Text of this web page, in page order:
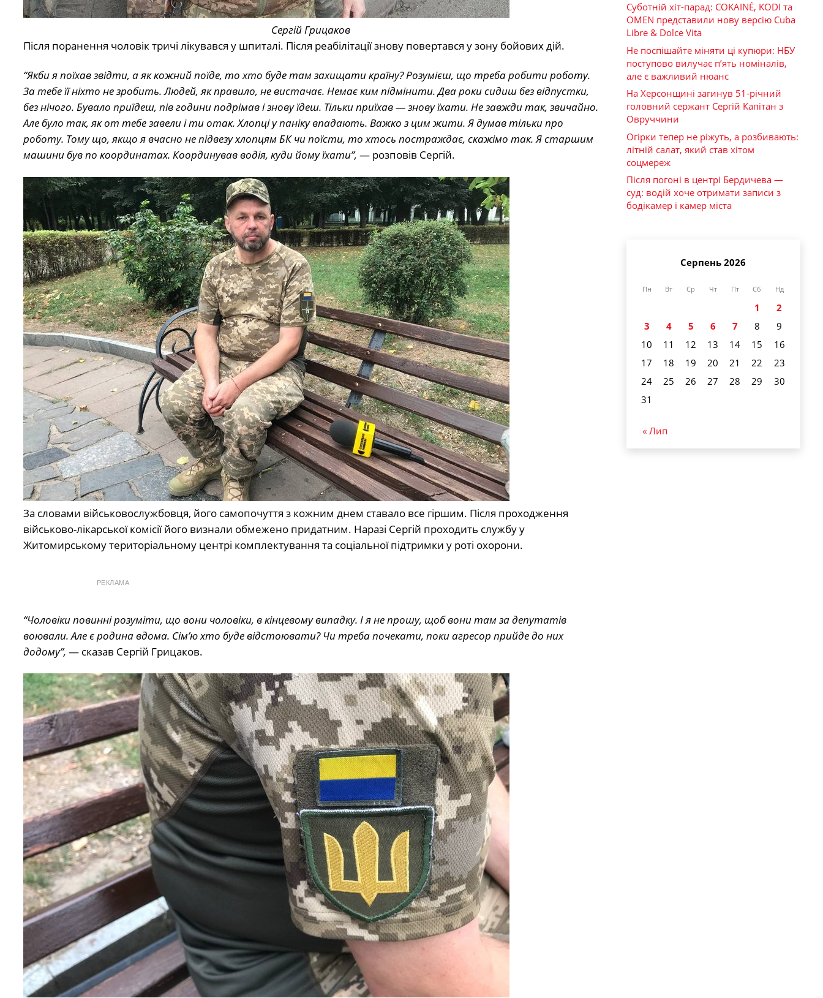
Сергій Грицаков
Після поранення чоловік тричі лікувався у шпиталі. Після реабілітації знову повертався у зону бойових дій.
“Якби я поїхав звідти, а як кожний поїде, то хто буде там захищати країну? Розумієш, що треба робити роботу.
За тебе її ніхто не зробить. Людей, як правило, не вистачає. Немає ким підмінити. Два роки сидиш без відпустки,
без нічого. Бувало приїдеш, пів години подрімав і знову їдеш. Тільки приїхав — знову їхати. Не завжди так, звичайно.
Але було так, як от тебе завели і ти отак. Хлопці у паніку впадають. Важко з цим жити. Я думав тільки про
роботу. Тому що, якщо я вчасно не підвезу хлопцям БК чи поїсти, то хтось постраждає, скажімо так. Я старшим
машини був по координатах. Координував водія, куди йому їхати”, — розповів Сергій.
За словами військовослужбовця, його самопочуття з кожним днем ставало все гіршим. Після проходження
військово-лікарської комісії його визнали обмежено придатним. Наразі Сергій проходить службу у
Житомирському територіальному центрі комплектування та соціальної підтримки у роті охорони.
РЕКЛАМА
“Чоловіки повинні розуміти, що вони чоловіки, в кінцевому випадку. І я не прошу, щоб вони там за депутатів
воювали. Але є родина вдома. Сім’ю хто буде відстоювати? Чи треба почекати, поки агресор прийде до них
додому”, — сказав Сергій Грицаков.
Суботній хіт-парад: COKAINÉ, KODI та
OMEN представили нову версію Cuba
Libre & Dolce Vita
Не поспішайте міняти ці купюри: НБУ
поступово вилучає п’ять номіналів,
але є важливий нюанс
На Херсонщині загинув 51-річний
головний сержант Сергій Капітан з
Овруччини
Огірки тепер не ріжуть, а розбивають:
літній салат, який став хітом
соцмереж
Після погоні в центрі Бердичева —
суд: водій хоче отримати записи з
бодікамер і камер міста
Серпень 2026
Пн Вт Ср Чт Пт Сб Нд
1
2
3
4 5 6 7 8
9
10
11 12 13 14 15
16
17
18 19 20 21 22
23
24
25 26 27 28 29
30
31
« Лип